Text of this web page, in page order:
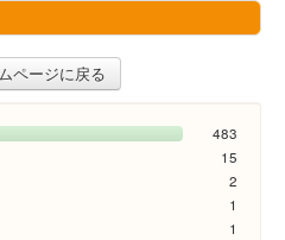
ページに戻る
483
15
2
1
1